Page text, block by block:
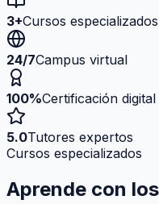
3+Cursos especializados
24/7Campus virtual
100%Certificación digital
5.0Tutores expertos
Cursos especializados
Aprende con